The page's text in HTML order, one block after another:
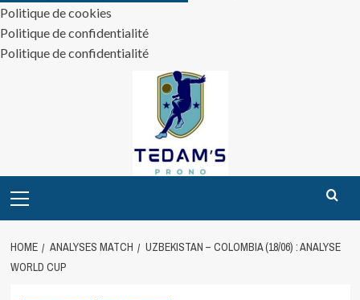
Politique de cookies
Politique de confidentialité
Politique de confidentialité
Menu
HOME ANALYSES MATCH
UZBEKISTAN – COLOMBIA (18/06) : ANALYSE
WORLD CUP